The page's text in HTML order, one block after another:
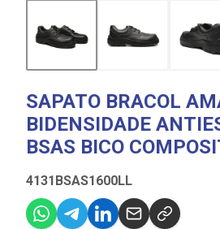
SAPATO BRACOL
BIDENSIDADE
BSAS BICO
4131BSAS1600LL